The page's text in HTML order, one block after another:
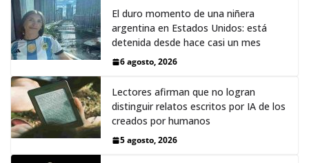
El duro momento de una niñera
argentina en Estados Unidos: está
detenida desde hace casi un mes
6 agosto, 2026
Lectores afirman que no logran
distinguir relatos escritos por IA de los
creados por humanos
5 agosto, 2026